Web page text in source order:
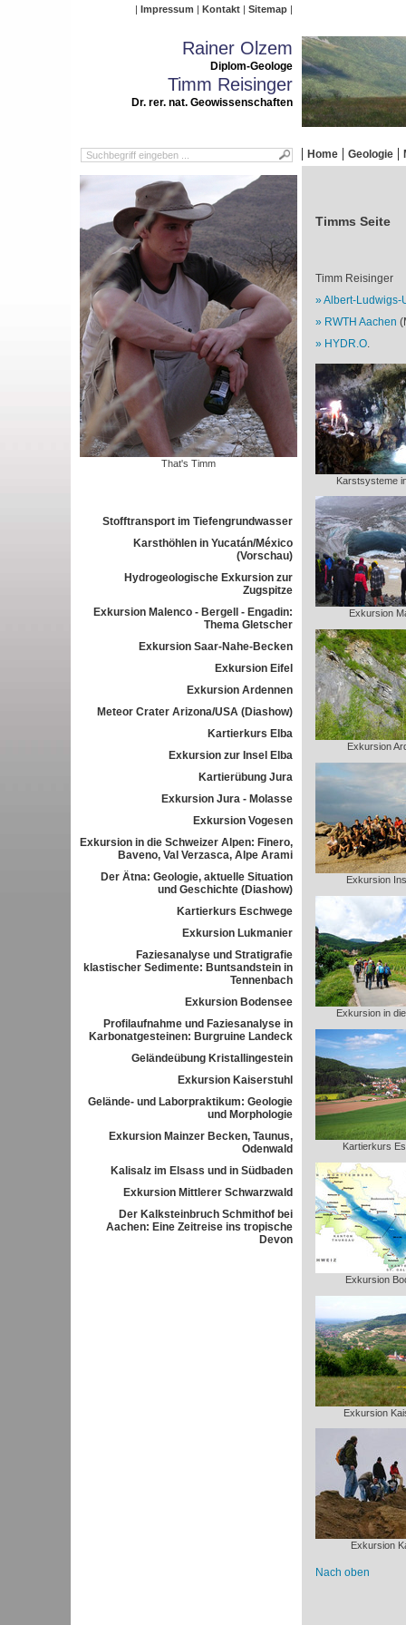
Impressum Kontakt Sitemap
Rainer Olzem
Diplom-Geologe
Timm Reisinger
Dr. rer. nat. Geowissenschaften
Home Geologie
That's Timm
Stofftransport im Tiefengrundwasser
Karsthöhlen in Yucatán/México
(Vorschau)
Hydrogeologische Exkursion zur
Zugspitze
Exkursion Malenco - Bergell - Engadin:
Thema Gletscher
Exkursion Saar-Nahe-Becken
Exkursion Eifel
Exkursion Ardennen
Meteor Crater Arizona/USA (Diashow)
Kartierkurs Elba
Exkursion zur Insel Elba
Kartierübung Jura
Exkursion Jura - Molasse
Exkursion Vogesen
Exkursion in die Schweizer Alpen: Finero,
Baveno, Val Verzasca, Alpe Arami
Der Ätna: Geologie, aktuelle Situation
und Geschichte (Diashow)
Kartierkurs Eschwege
Exkursion Lukmanier
Faziesanalyse und Stratigrafie
klastischer Sedimente: Buntsandstein in
Tennenbach
Exkursion Bodensee
Profilaufnahme und Faziesanalyse in
Karbonatgesteinen: Burgruine Landeck
Geländeübung Kristallingestein
Exkursion Kaiserstuhl
Gelände- und Laborpraktikum: Geologie
und Morphologie
Exkursion Mainzer Becken, Taunus,
Odenwald
Kalisalz im Elsass und in Südbaden
Exkursion Mittlerer Schwarzwald
Der Kalksteinbruch Schmithof bei
Aachen: Eine Zeitreise ins tropische
Devon
Timms Seite
Timm Reisinger
Albert-Ludwigs-
RWTH Aachen
HYDR.O.
Karstsysteme
Exkursion
Exkursion
Exkursion
Exkursion in
Kartierkurs
Exkursion
Exkursion
Exkursion
Nach oben